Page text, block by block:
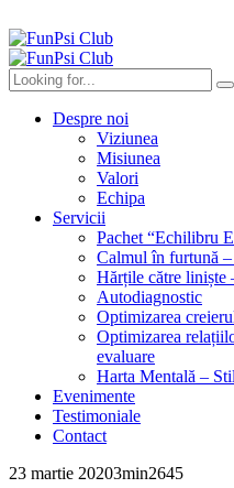
Despre noi
Viziunea
Misiunea
Valori
Echipa
Servicii
Pachet “Echilibru
Calmul în furtună
Hărțile către liniște
Autodiagnostic
Optimizarea
Optimizarea
evaluare
Harta Mentală –
Evenimente
Testimoniale
Contact
23 martie 20203min2645